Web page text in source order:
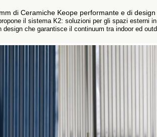
di Ceramiche Keope performante e di
il sistema K2: soluzioni per gli spazi esterni
design che garantisce il continuum tra indoor ed